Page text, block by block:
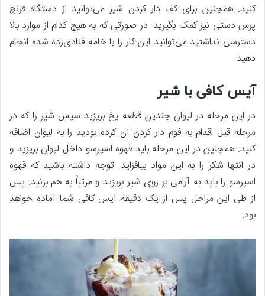
کنید. همچنین برای کف دار کردن شیر می‌توانید از دستگاه فرنچ
پرس دستی نیز کمک بگیرید. در صورتی که به هیچ کدام از موارد بالا
دسترسی نداشتید می‌توانید این کار را با خامه قنادی‌زده شده انجام
دهید.
آیس کافی با شیر
در این مرحله در لیوان چندین قطعه یخ بریزید سپس شیر را که در
مرحله قبل اقدام به فوم دار کردن آن کرده بودید را به لیوان اضافه
کنید. همچنین در این مرحله باید قهوه اسپرسو داخل لیوان بریزید و
در انتها شکر را به این مواد بیافزاید. توجه داشته باشید که قهوه
اسپرسو را باید به آرامی بر روی شیر بریزید و مرتباً به هم بزنید. پس
از طی این مراحل پس از یک دقیقه آیس کافی شما آماده خواهد
بود.